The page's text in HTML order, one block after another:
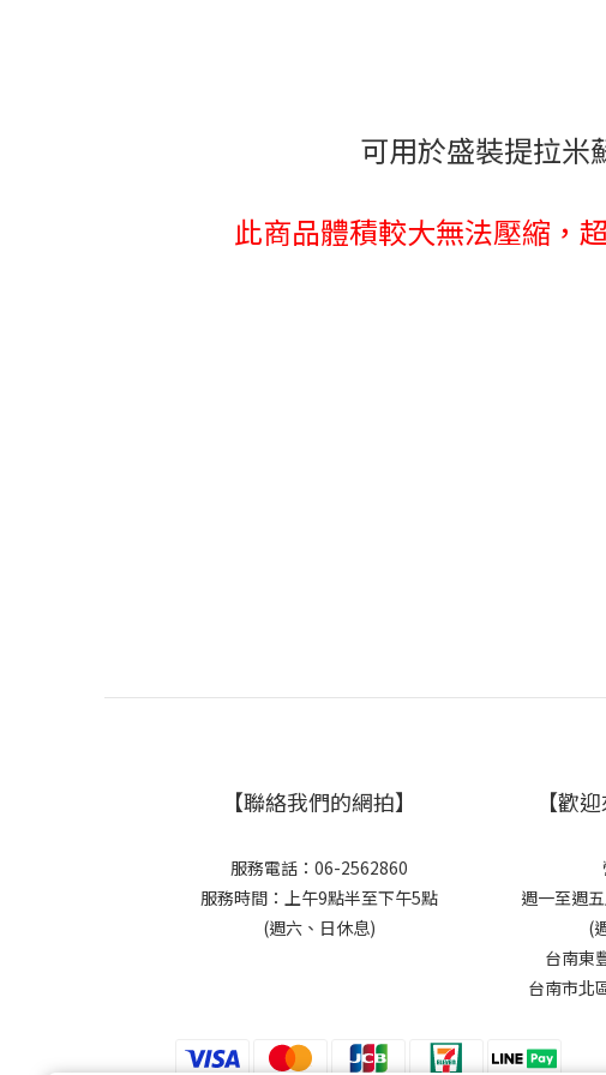
可用於盛裝提拉米
此商品體積較大無法壓縮，
【聯絡我們的網拍】
服務電話：06-2562860
服務時間：上午9點半至下午5點
(週六、日休息)
【歡
週一至週
(
台南東
台南市北